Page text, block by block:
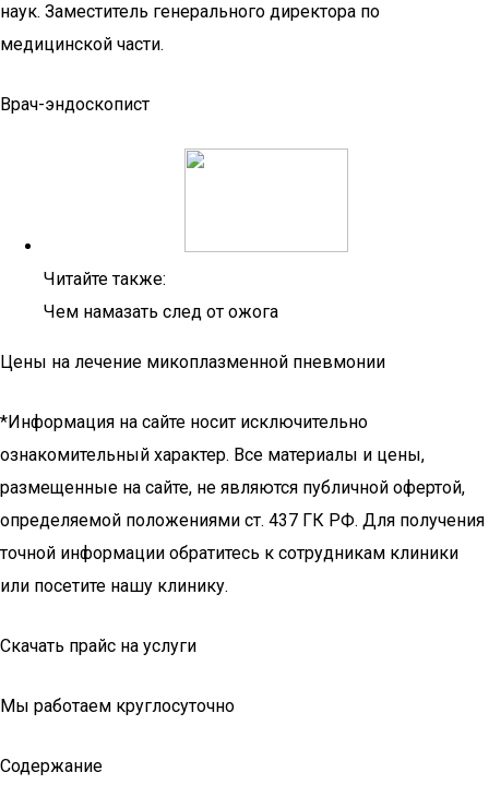
наук. Заместитель генерального директора по
медицинской части.
Врач-эндоскопист
Читайте также:
Чем намазать след от ожога
Цены на лечение микоплазменной пневмонии
*Информация на сайте носит исключительно
ознакомительный характер. Все материалы и цены,
размещенные на сайте, не являются публичной офертой,
определяемой положениями ст. 437 ГК РФ. Для получения
точной информации обратитесь к сотрудникам клиники
или посетите нашу клинику.
Скачать прайс на услуги
Мы работаем круглосуточно
Содержание